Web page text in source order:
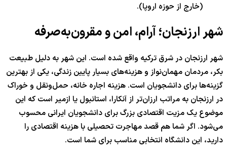
(خارج از حوزه اروپا).
شهر ارزنجان؛ آرام، امن و مقرون‌به‌صرفه
شهر ارزنجان در شرق ترکیه واقع شده است. این شهر به دلیل طبیعت
بکر، مردمان مهمان‌نواز و هزینه‌های بسیار پایین زندگی، یکی از بهترین
گزینه‌ها برای دانشجویان است. هزینه اجاره خانه، حمل‌ونقل و خوراک
در ارزنجان به مراتب ارزان‌تر از آنکارا، استانبول یا ازمیر است که این
موضوع یک مزیت اقتصادی بزرگ برای دانشجویان ایرانی محسوب
می‌شود. اگر شما هم قصد مهاجرت تحصیلی با هزینه اقتصادی را
دارید، این دانشگاه انتخابی مناسب برای شما است.